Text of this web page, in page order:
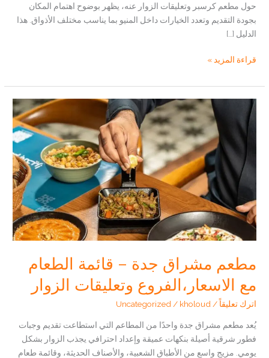
حول مطعم كرسبر وتعليقات الزوار عنه، يظهر بوضوح اهتمام المكان
بجودة التقديم وتعدد الخيارات داخل المنيو بما يناسب مختلف الأذواق. هذا
الدليل […]
كرسبر
الدليل
الكامل
حول
المنيو
والتجربة
والخدمات
قراءة المزيد »
مطعم مشراق جدة – قائمة الطعام
مع الاسعار،الفروع وتعليقات الزوار
اترك تعليقاً /
Uncategorized/ kholoud
يُعد مطعم مشراق جدة واحدًا من المطاعم التي استطاعت تقديم وجبات
فطور شرقية أصيلة بنكهات عميقة وإعداد احترافي يجذب الزوار بشكل
يومي. مزيج واسع من الأطباق الشعبية، والأصناف الحديثة، وقائمة طعام